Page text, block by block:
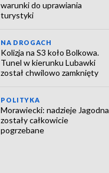
warunki do uprawiania
turystyki
NA DROGACH
Kolizja na S3 koło Bolkowa.
Tunel w kierunku Lubawki
został chwilowo zamknięty
POLITYKA
Morawiecki: nadzieje Jagodna
zostały całkowicie
pogrzebane